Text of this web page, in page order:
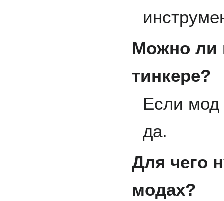
Можно ли
тинкере?
Если мод
да.
Для чего
модах?